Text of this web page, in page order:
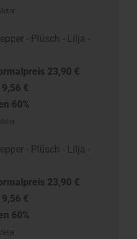
- Plüsch - Lilja -
23,90 €
€
60%
- Plüsch - Lilja -
23,90 €
€
60%